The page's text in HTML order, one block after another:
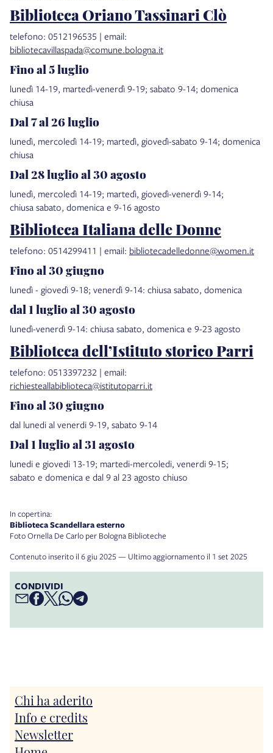
Biblioteca Oriano Tassinari Clò
telefono: 0512196535 | email:
bibliotecavillaspada@comune.bologna.it
Fino al 5 luglio
lunedì 14-19, martedì-venerdì 9-19; sabato 9-14; domenica
chiusa
Dal 7 al 26 luglio
lunedì, mercoledì 14-19; martedì, giovedì-sabato 9-14; domenica
chiusa
Dal 28 luglio al 30 agosto
lunedì, mercoledì 14-19; martedì, giovedì-venerdì 9-14;
chiusa sabato, domenica e 9-16 agosto
Biblioteca Italiana delle Donne
telefono: 0514299411 | email: bibliotecadelledonne@women.it
Fino al 30 giugno
lunedì - giovedì 9-18; venerdì 9-14: chiusa sabato, domenica
dal 1 luglio al 30 agosto
lunedì-venerdì 9-14: chiusa sabato, domenica e 9-23 agosto
Biblioteca dell’Istituto storico Parri
telefono: 0513397232 | email:
richiesteallabiblioteca@istitutoparri.it
Fino al 30 giugno
dal lunedi al venerdi 9-19, sabato 9-14
Dal 1 luglio al 31 agosto
lunedi e giovedi 13-19; martedi-mercoledi, venerdi 9-15;
sabato e domenica e dal 9 al 23 agosto chiuso
CONDIVIDI
In copertina:
Biblioteca Scandellara esterno
Foto Ornella De Carlo per Bologna Biblioteche
Contenuto inserito il 6 giu 2025 — Ultimo aggiornamento il 1 set 2025
Chi ha aderito
Info e credits
Newsletter